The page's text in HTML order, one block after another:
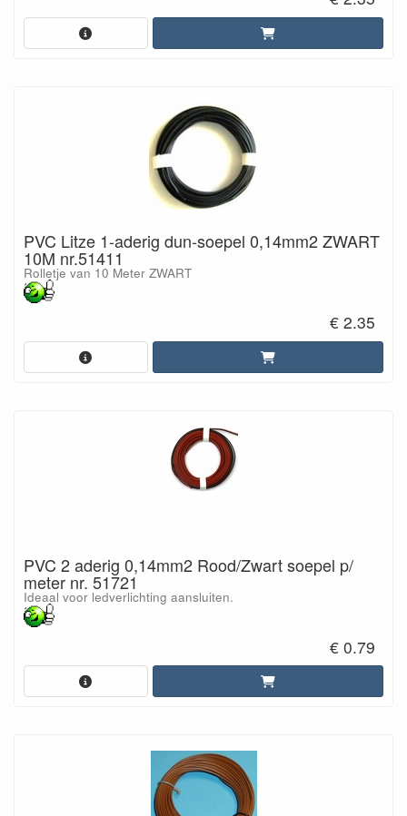
PVC Litze 1-aderig dun-soepel 0,14mm2 ZWART
10M nr.51411
Rolletje van 10 Meter ZWART
€ 2.35
PVC 2 aderig 0,14mm2 Rood/Zwart soepel p/
meter nr. 51721
Ideaal voor ledverlichting aansluiten.
€ 0.79